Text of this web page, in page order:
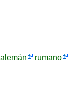
alemán
rumano